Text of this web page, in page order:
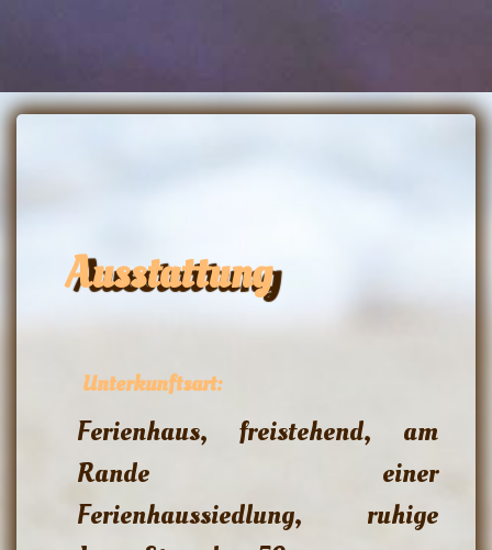
Ausstattung
Unterkunftsart:
Ferienhaus, freistehend, am
Rande einer
Ferienhaussiedlung, ruhige